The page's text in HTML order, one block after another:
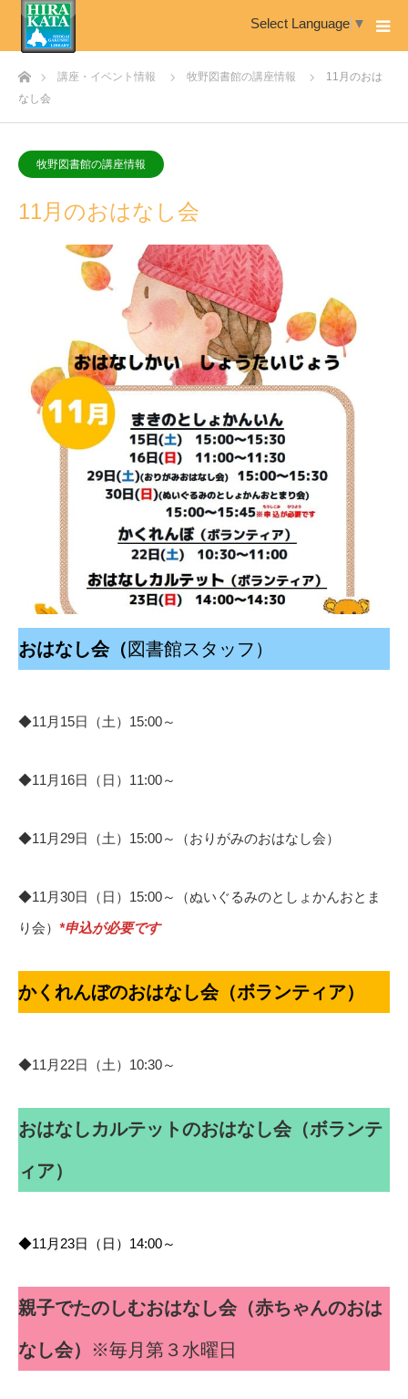
Select Language ▼
ホーム講座・イベント情報 牧野図書館の講座情報
11月のおは
なし会
牧野図書館の講座情報
11月のおはなし会
おはなし会（ 図書館スタッフ）
◆11月15日（土）15:00～
◆11月16日（日）11:00～
◆11月29日（土）15:00～（おりがみのおはなし会）
◆11月30日（日）15:00～（ぬいぐるみのとしょかんおとま
り会） *申込が必要です
かくれんぼのおはなし会（ボランティア）
◆11月22日（土）10:30～
おはなしカルテットのおはなし会（ボランテ
ィア）
◆11月23日（日）14:00～
親子でたのしむおはなし会（赤ちゃんのおは
なし会） ※毎月第３水曜日